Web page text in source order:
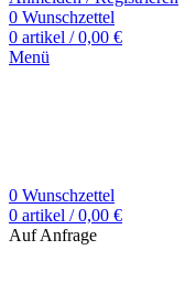
0 Wunschzettel
0 artikel / 0,00 €
Menü
0 Wunschzettel
0 artikel / 0,00 €
Auf Anfrage